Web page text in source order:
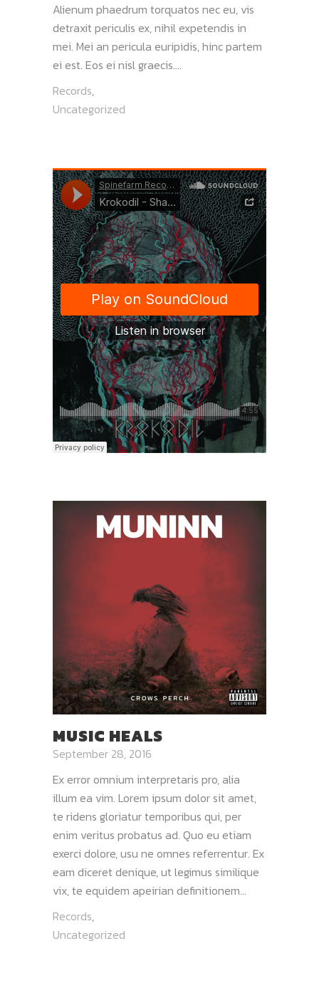
Alienum phaedrum torquatos nec eu, vis
detraxit periculis ex, nihil expetendis in
mei. Mei an pericula euripidis, hinc partem
ei est. Eos ei nisl graecis....
Records,
Uncategorized
MUSIC HEALS
September 28, 2016
Ex error omnium interpretaris pro, alia
illum ea vim. Lorem ipsum dolor sit amet,
te ridens gloriatur temporibus qui, per
enim veritus probatus ad. Quo eu etiam
exerci dolore, usu ne omnes referrentur. Ex
eam diceret denique, ut legimus similique
vix, te equidem apeirian definitionem...
Records,
Uncategorized